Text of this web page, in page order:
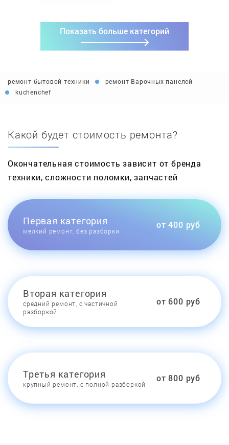
Показать больше категорий
ремонт бытовой техники
ремонт Варочных панелей
kuchenchef
Какой будет стоимость ремонта?
Окончательная стоимость зависит от бренда
техники, сложности поломки, запчастей
Первая категория
мелкий ремонт, без разборки
от 400 руб
Вторая категория
средний ремонт, с частичной
разборкой
от 600 руб
Третья категория
крупный ремонт, с полной разборкой
от 800 руб